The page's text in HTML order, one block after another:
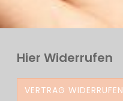
Hier Widerrufen
VERTRAG WIDERRUFEN